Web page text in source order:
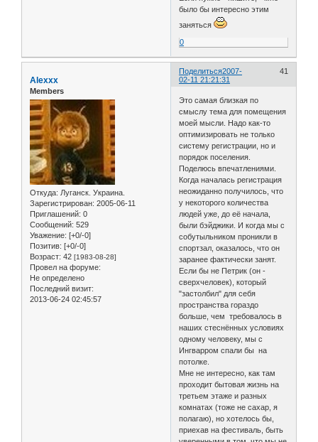
было бы интересно этим
заняться
0
Поделиться 41
2007-
02-11 21:21:31
Alexxx
Members
Откуда: Луганск. Украина.
Зарегистрирован: 2005-06-11
Приглашений: 0
Сообщений: 529
Уважение: [+0/-0]
Позитив: [+0/-0]
Возраст: 42 [1983-08-28]
Провел на форуме:
Не определено
Последний визит:
2013-06-24 02:45:57
Это самая близкая по
смыслу тема для помещения
моей мысли. Надо как-то
оптимизировать не только
систему регистрации, но и
порядок поселения.
Поделюсь впечатлениями.
Когда началась регистрация
неожиданно получилось, что
у некоторого количества
людей уже, до её начала,
были бэйджики. И когда мы с
собутыльником проникли в
спортзал, оказалось, что он
заранее фактически занят.
Если бы не Петрик (он -
сверхчеловек), который
"застолбил" для себя
пространства гораздо
больше, чем требовалось в
наших стеснённых условиях
одному человеку, мы с
Ингварром спали бы на
потолке.
Мне не интересно, как там
проходит бытовая жизнь на
третьем этаже и разных
комнатах (тоже не сахар, я
полагаю), но хотелось бы,
приехав на фестиваль, быть